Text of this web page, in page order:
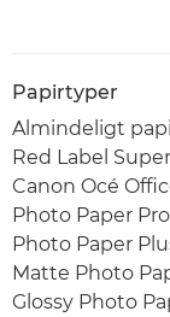
Papirtyper
Almindeligt
Red Label
Canon Océ
Photo Paper
Photo Paper
Matte Photo
Glossy Photo